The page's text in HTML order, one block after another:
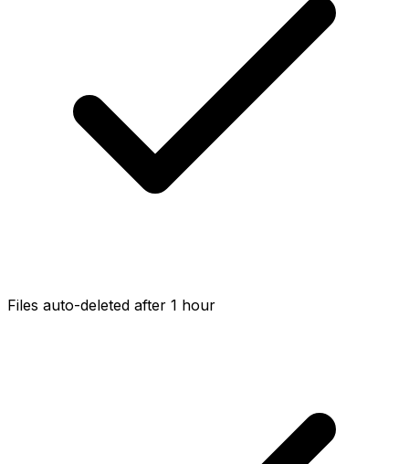
Files auto-deleted after 1 hour